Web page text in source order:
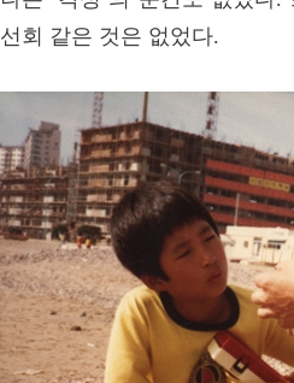
선회 같은 것은 없었다.